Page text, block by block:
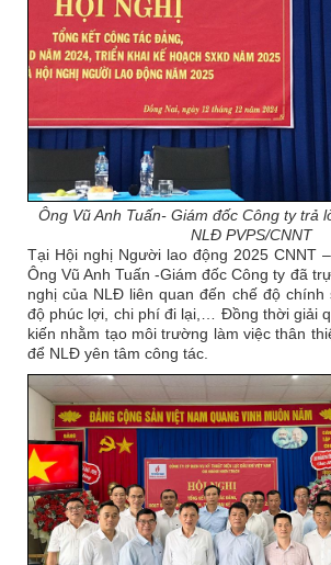
Ông Vũ Anh Tuấn- Giám đốc Công ty trả
NLĐ PVPS/CNNT
Tại Hội nghị Người lao động 2025 CNNT
Ông Vũ Anh Tuấn -Giám đốc Công ty đã
nghị của NLĐ liên quan đến chế độ chính
độ phúc lợi, chi phí đi lại,… Đồng thời giải
kiến nhằm tạo môi trường làm việc thân
để NLĐ yên tâm công tác.